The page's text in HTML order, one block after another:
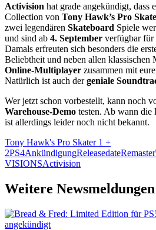
Activision hat grade angekündigt, dass
Collection von Tony Hawk’s Pro
zwei legendären Skateboard Spiele
und sind ab 4. September verfügbar für
Damals erfreuten sich besonders die
Beliebtheit und neben allen
Online-Multiplayer zusammen mit
Natürlich ist auch dergeniale
Wer jetzt schon vorbestellt, kann noch
Warehouse-Demo testen. Ab wann die
ist allerdings leider noch nicht bekannt.
Tony Hawk's Pro Skater 1 +
2PS4AnkündigungReleasedateRemaster
VISIONSActivision
Weitere Newsmeldungen